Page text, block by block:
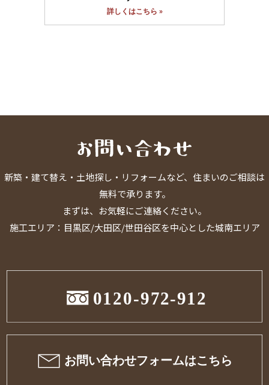
詳しくはこちら »
新築・建て替え・土地探し・リフォームなど、住まいのご相談は
無料で承ります。
まずは、お気軽にご連絡ください。
施工エリア：目黒区/大田区/世田谷区を中心とした城南エリア